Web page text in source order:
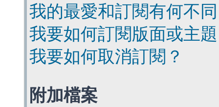
我的最愛和訂閱有何不
我要如何訂閱版面或主
我要如何取消訂閱？
附加檔案